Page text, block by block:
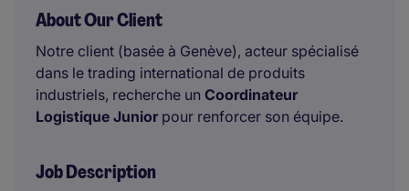
About Our Client
Notre client (basée à Genève), acteur spécialisé
dans le trading international de produits
industriels, recherche un Coordinateur
Logistique Junior pour renforcer son équipe.
Job Description